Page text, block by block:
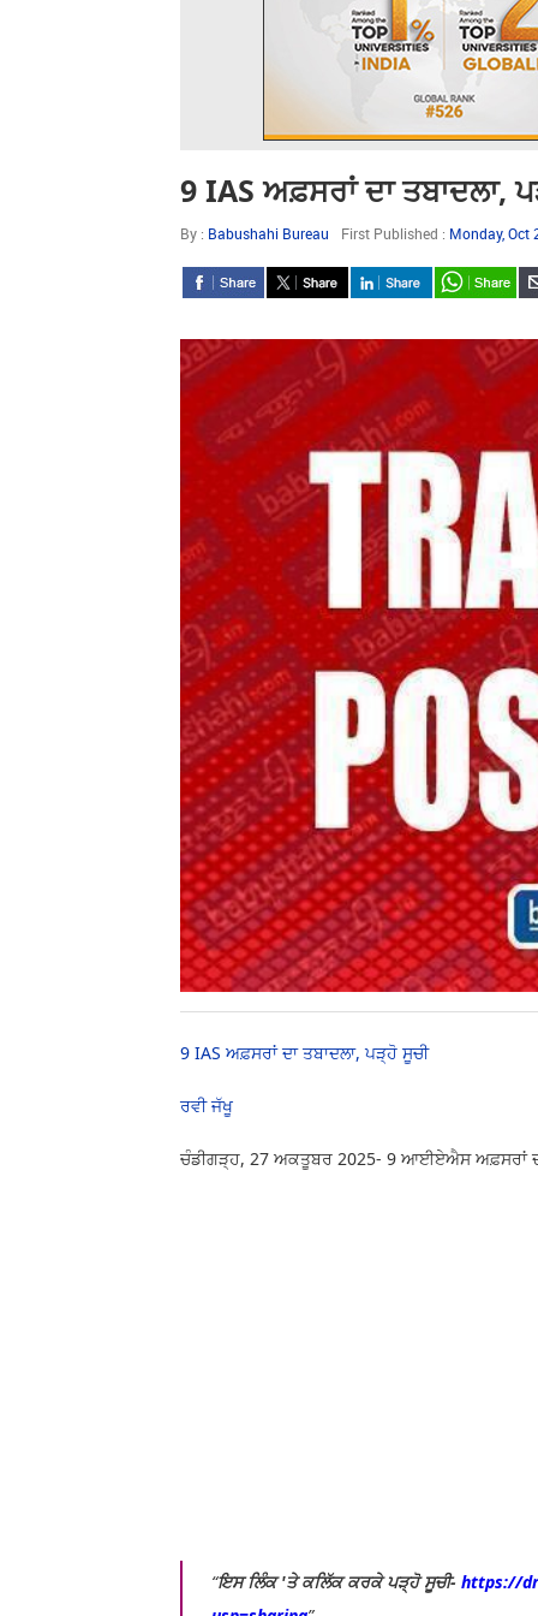
9 IAS ਅਫ਼ਸਰਾਂ ਦਾ ਤਬਾਦਲਾ,
By : Babushahi Bureau First Published : Monday, Oct
9 IAS ਅਫ਼ਸਰਾਂ ਦਾ ਤਬਾਦਲਾ, ਪੜ੍ਹੋ ਸੂਚੀ
ਰਵੀ ਜੱਖੂ
ਚੰਡੀਗੜ੍ਹ, 27 ਅਕਤੂਬਰ 2025- 9 ਆਈਏਐਸ ਅਫ਼ਸਰਾਂ
ਇਸ ਲਿੰਕ 'ਤੇ ਕਲਿੱਕ ਕਰਕੇ ਪੜ੍ਹੋ ਸੂਚੀ- https://